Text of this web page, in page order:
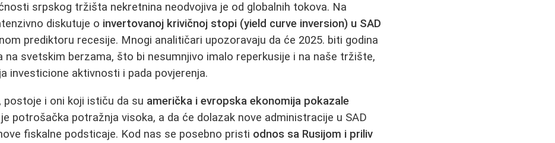
srpskog tržišta nekretnina neodvojiva je od globalnih tokova. Na
diskutuje o invertovanoj krivičnoj stopi (yield curve inversion) u SAD
prediktoru recesije. Mnogi analitičari upozoravaju da će 2025. biti godina
na svetskim berzama, što bi nesumnjivo imalo reperkusije i na naše tržište,
investicione aktivnosti i pada povjerenja.
postoje i oni koji ističu da su američka i evropska ekonomija pokazale
je potrošačka potražnja visoka, a da će dolazak nove administracije u SAD
fiskalne podsticaje. Kod nas se posebno pristi odnos sa Rusijom i priliv